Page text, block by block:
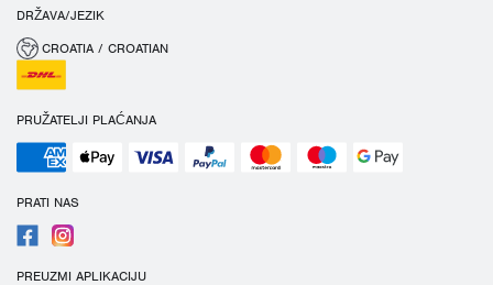
DRŽAVA/JEZIK
CROATIA / CROATIAN
PRUŽATELJI PLAĆANJA
PRATI NAS
PREUZMI APLIKACIJU